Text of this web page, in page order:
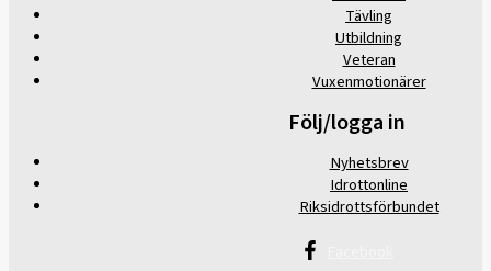
Tävling
Utbildning
Veteran
Vuxenmotionärer
Följ/logga in
Nyhetsbrev
Idrottonline
Riksidrottsförbundet